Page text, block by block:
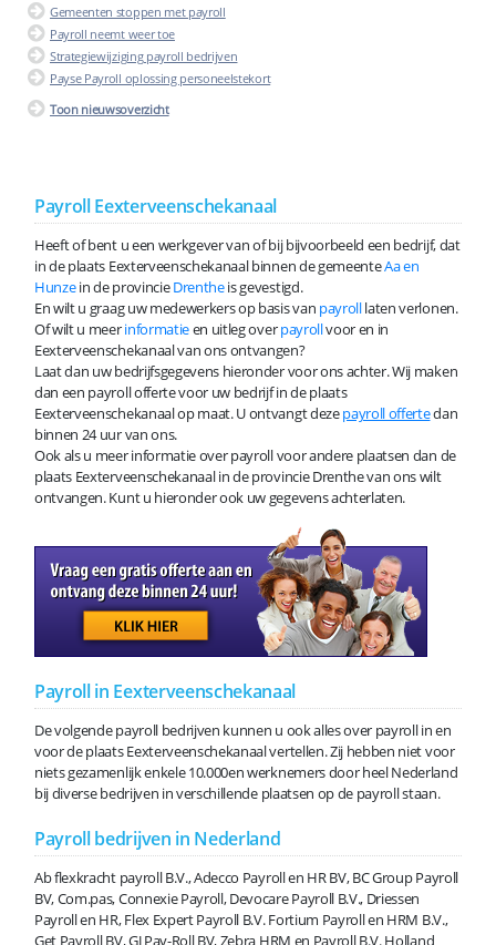
Gemeenten stoppen met payroll
Payroll neemt weer toe
Strategiewijziging payroll bedrijven
Payse Payroll oplossing personeelstekort
Toon nieuwsoverzicht
Payroll Eexterveenschekanaal
Heeft of bent u een werkgever van of bij bijvoorbeeld een bedrijf, dat
in de plaats Eexterveenschekanaal binnen de gemeenteAa en
Hunzein de provincieDrentheis gevestigd.
En wilt u graag uw medewerkers op basis van payrolllaten verlonen.
Of wilt u meerinformatieen uitleg overpayrollvoor en in
Eexterveenschekanaal van ons ontvangen?
Laat dan uw bedrijfsgegevens hieronder voor ons achter. Wij maken
dan een payroll offerte voor uw bedrijf in de plaats
Eexterveenschekanaal op maat. U ontvangt dezepayroll offertedan
binnen 24 uur van ons.
Ook als u meer informatie over payroll voor andere plaatsen dan de
plaats Eexterveenschekanaal in de provincie Drenthe van ons wilt
ontvangen. Kunt u hieronder ook uw gegevens achterlaten.
Payroll in Eexterveenschekanaal
De volgende payroll bedrijven kunnen u ook alles over payroll in en
voor de plaats Eexterveenschekanaal vertellen. Zij hebben niet voor
niets gezamenlijk enkele 10.000en werknemers door heel Nederland
bij diverse bedrijven in verschillende plaatsen op de payroll staan.
Payroll bedrijven in Nederland
Ab flexkracht payroll B.V., Adecco Payroll en HR BV, BC Group Payroll
BV, Com.pas, Connexie Payroll, Devocare Payroll B.V., Driessen
Payroll en HR, Flex Expert Payroll B.V. Fortium Payroll en HRM B.V.,
Get Payroll BV, GJ Pay-Roll BV, Zebra HRM en Payroll B.V. Holland